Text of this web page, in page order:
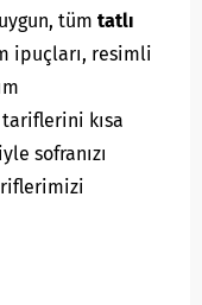
tüm tatlı
ipuçları, resimli
kısa
sofranızı